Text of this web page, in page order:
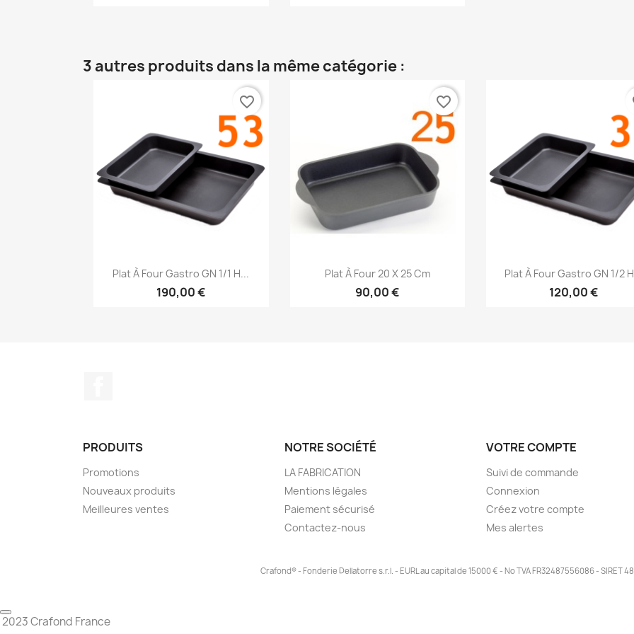
3 autres produits dans la même catégorie :
Aperçu rapide
Plat À Four Gastro GN 1/1 H...
190,00 €
favorite_border
 Aperçu rapide
Plat À Four 20 X 25 Cm
90,00 €
favorite_border
Aperçu rapide
Plat À Four Gastro GN 1/2
120,00 €
PRODUITS
Promotions
Nouveaux produits
Meilleures ventes
NOTRE SOCIÉTÉ
LA FABRICATION
Mentions légales
Paiement sécurisé
Contactez-nous
VOTRE COMPTE
Suivi de commande
Connexion
Créez votre compte
Mes alertes
Crafond® - Fonderie Dellatorre s.r.l. - EURL au capital de 15000 € - No TVA FR32487556086 - SIRET
2023 Crafond France